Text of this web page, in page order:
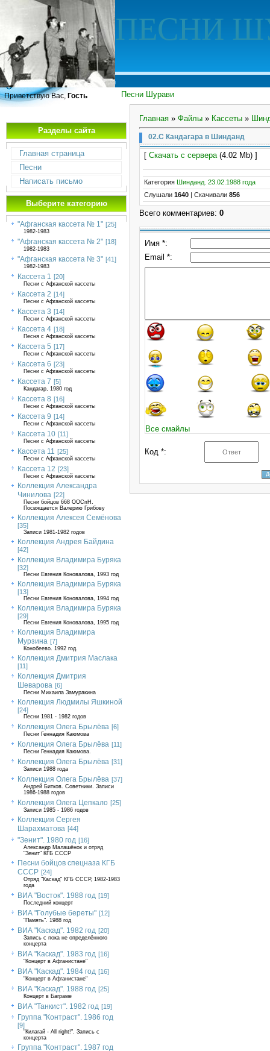
ПЕСНИ
Песни Шурави
Приветствую Вас, Гость
Разделы сайта
Главная страница
Песни
Написать письмо
Выберите категорию
"Афганская кассета № 1" [25]
1982-1983
"Афганская кассета № 2" [18]
1982-1983
"Афганская кассета № 3" [41]
1982-1983
Кассета 1 [20]
Песни с Афганской кассеты
Кассета 2 [14]
Песни с Афганской кассеты
Кассета 3 [14]
Песни с Афганской кассеты
Кассета 4 [18]
Песня с Афганской кассеты
Кассета 5 [17]
Песни с Афганской кассеты
Кассета 6 [23]
Песни с Афганской кассеты
Кассета 7 [5]
Кандагар, 1980 год
Кассета 8 [16]
Песни с Афганской кассеты
Кассета 9 [14]
Песни с Афганской кассеты
Кассета 10 [11]
Песни с Афганской кассеты
Кассета 11 [25]
Песни с Афганской кассеты
Кассета 12 [23]
Песни с Афганской кассеты
Коллекция Александра
Чинилова [22]
Песни бойцов 668 ООСпН.
Посвящается Валерию Грибову
Коллекция Алексея Семёнова
[35]
Записи 1981-1982 годов
Коллекция Андрея Байдина
[42]
Коллекция Владимира Буряка
[32]
Песни Евгения Коновалова, 1993 год
Коллекция Владимира Буряка
[13]
Песни Евгения Коновалова, 1994 год
Коллекция Владимира Буряка
[29]
Песни Евгения Коновалова, 1995 год
Коллекция Владимира
Мурзина [7]
Конобеево. 1992 год.
Коллекция Дмитрия Маслака
[11]
Коллекция Дмитрия
Шеварова [6]
Песни Михаила Замуракина
Коллекция Людмилы Яшкиной
[24]
Песни 1981 - 1982 годов
Коллекция Олега Брылёва [6]
Песни Геннадия Каюмова
Коллекция Олега Брылёва [11]
Песни Геннадия Каюмова.
Коллекция Олега Брылёва [31]
Записи 1988 года
Коллекция Олега Брылёва [37]
Андрей Битков. Советники. Записи
1986-1988 годов
Коллекция Олега Цепкало [25]
Записи 1985 - 1986 годов
Коллекция Сергея
Шарахматова [44]
"Зенит". 1980 год [16]
Александр Малашёнок и отряд
"Зенит" КГБ СССР
Песни бойцов спецназа КГБ
СССР [24]
Отряд "Каскад" КГБ СССР, 1982-1983
года
ВИА "Восток". 1988 год [19]
Последний концерт
ВИА "Голубые береты" [12]
"Память". 1988 год
ВИА "Каскад". 1982 год [20]
Запись с пока не определённого
концерта
ВИА "Каскад". 1983 год [16]
"Концерт в Афганистане"
ВИА "Каскад". 1984 год [16]
"Концерт в Афганистане"
ВИА "Каскад". 1988 год [25]
Концерт в Баграме
ВИА "Танкист". 1982 год [19]
Группа "Контраст". 1986 год
[9]
"Килагай - All right!". Запись с
концерта
Группа "Контраст". 1987 год
Главная » Файлы » Кассеты »
02.С Кандагара в Шинданд
[ Скачать с сервера(4.02 Mb) ]
Категория
Шинданд. 23.02.1988 года
Слушали 1640 Скачивали 856
Всего комментариев: 0
Имя *:
Email *:
Все смайлы
Код *: